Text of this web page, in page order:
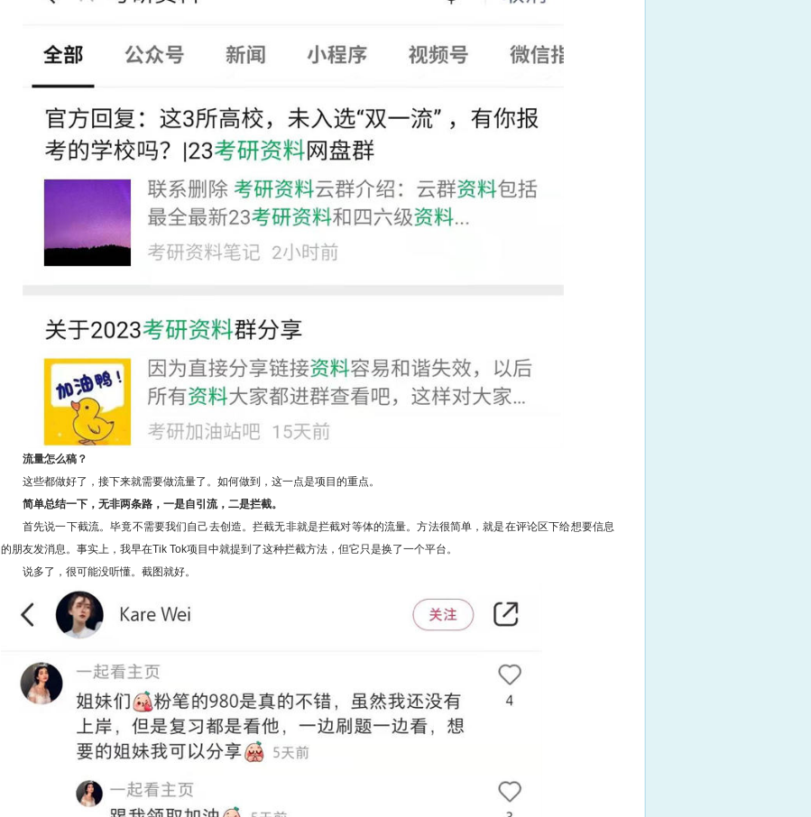
流量怎么稿？
这些都做好了，接下来就需要做流量了。如何做到，这一点是项目的重点。
简单总结一下，无非两条路，一是自引流，二是拦截。
首先说一下截流。毕竟不需要我们自己去创造。拦截无非就是拦截对等体的流量。方法很简单，就是在评论区下给想要信息
的朋友发消息。事实上，我早在Tik Tok项目中就提到了这种拦截方法，但它只是换了一个平台。
说多了，很可能没听懂。截图就好。